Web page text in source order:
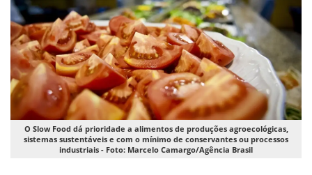
O Slow Food dá prioridade a alimentos de produções agroecológicas,
sistemas sustentáveis e com o mínimo de conservantes ou processos
industriais - Foto: Marcelo Camargo/Agência Brasil